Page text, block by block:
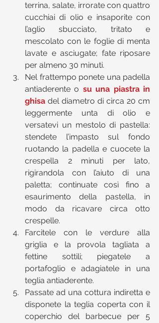
terrina, salate, irrorate con quattro
cucchiai di olio e insaporite con
l’aglio sbucciato, tritato e
mescolato con le foglie di menta
lavate e asciugate; fate riposare
per almeno 30 minuti.
Nel frattempo ponete una padella
antiaderente o su una piastra in
ghisa del diametro di circa 20 cm
leggermente unta di olio e
versatevi un mestolo di pastella:
stendete l’impasto sul fondo
ruotando la padella e cuocete la
crespella 2 minuti per lato,
rigirandola con l’aiuto di una
paletta; continuate così fino a
esaurimento della pastella, in
modo da ricavare circa otto
crespelle.
Farcitele con le verdure alla
griglia e la provola tagliata a
fettine sottili; piegatele a
portafoglio e adagiatele in una
teglia antiaderente.
Passate ad una cottura indiretta e
disponete la teglia coperta con il
coperchio del barbecue per 5